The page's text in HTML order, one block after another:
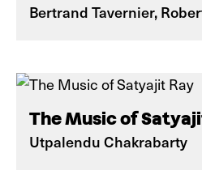
Bertrand Tavernier,
The Music of
Utpalendu Chakrabarty